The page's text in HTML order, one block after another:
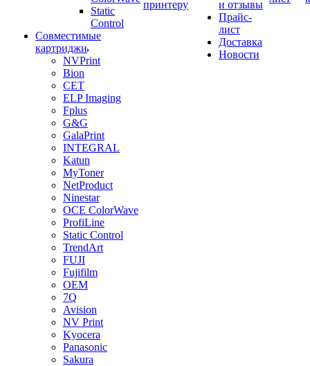
Static
Control
Совместимые
картриджи
NVPrint
Bion
CET
ELP Imaging
Fplus
G&G
GalaPrint
INTEGRAL
Katun
MyToner
NetProduct
Ninestar
OCE ColorWave
ProfiLine
Static Control
TrendArt
FUJI
Fujifilm
OEM
7Q
Avision
NV Print
Kyocera
Panasonic
Sakura
принтеру
и отзывы
Прайс-
лист
Доставка
Новости